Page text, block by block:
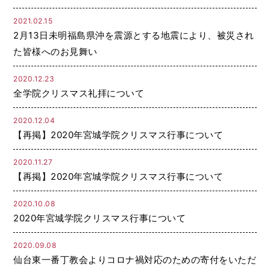
2021.02.15
2月13日未明福島県沖を震源とする地震により、被災され
た皆様へのお見舞い
2020.12.23
全学院クリスマス礼拝について
2020.12.04
【再掲】2020年宮城学院クリスマス行事について
2020.11.27
【再掲】2020年宮城学院クリスマス行事について
2020.10.08
2020年宮城学院クリスマス行事について
2020.09.08
仙台東一番丁教会よりコロナ禍対応のための寄付をいただ